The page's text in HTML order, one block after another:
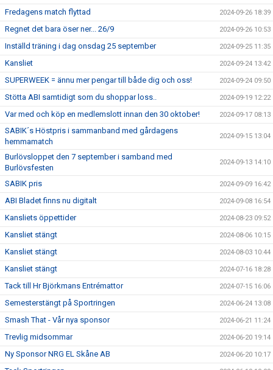
Fredagens match flyttad 2024-09-26 18:39
Regnet det bara öser ner... 26/9 2024-09-26 10:53
Inställd träning i dag onsdag 25 september 2024-09-25 11:35
Kansliet 2024-09-24 13:42
SUPERWEEK = ännu mer pengar till både dig och oss! 2024-09-24 09:50
Stötta ABI samtidigt som du shoppar loss.. 2024-09-19 12:22
Var med och köp en medlemslott innan den 30 oktober! 2024-09-17 08:13
SABIK´s Höstpris i sammanband med gårdagens
hemmamatch
2024-09-15 13:04
Burlövsloppet den 7 september i samband med
Burlövsfesten
2024-09-13 14:10
SABIK pris 2024-09-09 16:42
ABI Bladet finns nu digitalt 2024-09-08 16:54
Kansliets öppettider 2024-08-23 09:52
Kansliet stängt 2024-08-06 10:15
Kansliet stängt 2024-08-03 10:44
Kansliet stängt 2024-07-16 18:28
Tack till Hr Björkmans Entrémattor 2024-07-15 16:06
Semesterstängt på Sportringen 2024-06-24 13:08
Smash That - Vår nya sponsor 2024-06-21 11:24
Trevlig midsommar 2024-06-20 19:14
Ny Sponsor NRG EL Skåne AB 2024-06-20 10:17